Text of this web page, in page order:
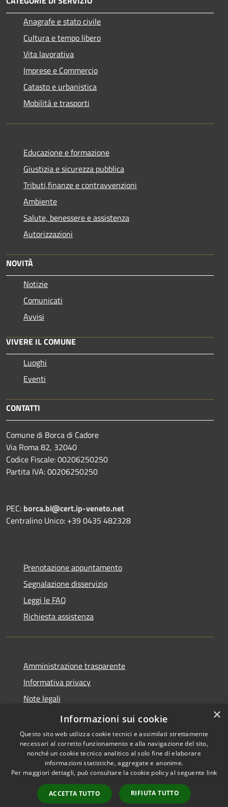
Anagrafe e stato civile
Cultura e tempo libero
Vita lavorativa
Imprese e Commercio
Catasto e urbanistica
Mobilità e trasporti
Educazione e formazione
Giustizia e sicurezza pubblica
Tributi,finanze e contravvenzioni
Ambiente
Salute, benessere e assistenza
Autorizzazioni
NOVITÀ
Notizie
Comunicati
Avvisi
VIVERE IL COMUNE
Luoghi
Eventi
CONTATTI
Comune di Borca di Cadore
Via Roma 82, 32040
Codice Fiscale: 00206250250
Partita IVA: 00206250250
PEC: borca.bl@cert.ip-veneto.net
Centralino Unico: +39 0435 482328
Prenotazione appuntamento
Segnalazione disservizio
Leggi le FAQ
Richiesta assistenza
Amministrazione trasparente
Informativa privacy
Note legali
Dichiarazione di accessibilità
Accessibilità
Copyright © 2026 • Comune di
Borca di Cadore • Powered by
Municipium•
Accesso
redazione
×
Informazioni sui cookie
Questo sito web utilizza cookie tecnici e assimilati strettamente
necessari al corretto funzionamento e alla navigazione del sito,
nonché un cookie tecnico analitico al solo fine di elaborare
informazioni statistiche, aggregate e anonime.
Per maggiori dettagli, può consultare la cookie policy al seguente link
ACCETTA TUTTO RIFIUTA TUTTO